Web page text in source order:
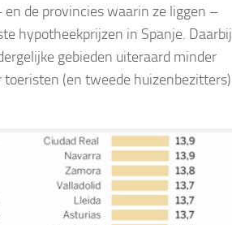
de provincies waarin ze liggen –
hypotheekprijzen in Spanje. Daarbij
gebieden uiteraard minder
(en tweede huizenbezitters)